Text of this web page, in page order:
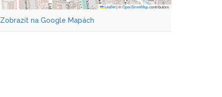
Leaflet|©OpenStreetMapcontributors
Zobrazit na Google Mapách